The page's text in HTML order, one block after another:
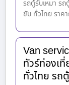
รถตู้รับเหมา ร
ขับ ทั่วไทย รา
Van
ทัวร์ท่องเ
ทั่วไทย ร